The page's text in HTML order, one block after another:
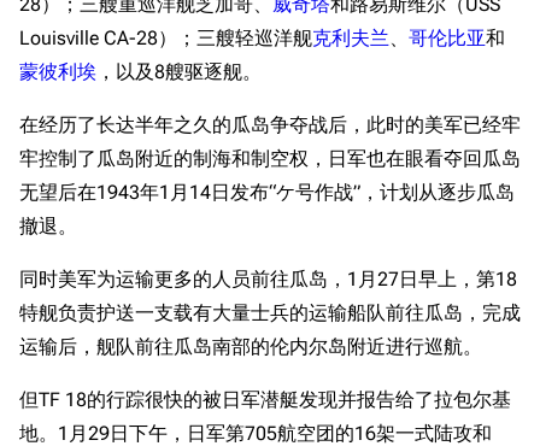
新文件
新页面
资助百科
编辑规范
随便逛逛
特殊页面
上传文件
经验计算
远征
好感度
战利品与功勋
战斗机制
舰娘获得方式
装备图鉴
装备属性一览
头像
考据勘误汇总
卫星观测
Louisville CA-28）；三艘轻巡洋舰克利夫兰、 哥伦比亚和
蒙彼利埃 ，以及8艘驱逐舰。
在经历了长达半年之久的瓜岛争夺战后，此时的美军已经牢
牢控制了瓜岛附近的制海和制空权，日军也在眼看夺回瓜岛
无望后在1943年1月14日发布“ケ号作战”，计划从逐步瓜岛
撤退。
同时美军为运输更多的人员前往瓜岛，1月27日早上，第18
特舰负责护送一支载有大量士兵的运输船队前往瓜岛，完成
运输后，舰队前往瓜岛南部的伦内尔岛附近进行巡航。
但TF 18的行踪很快的被日军潜艇发现并报告给了拉包尔基
地。1月29日下午，日军第705航空团的16架一式陆攻和